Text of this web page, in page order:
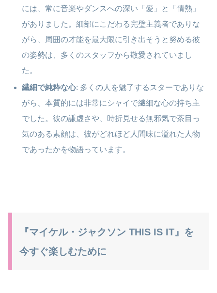
には、常に音楽やダンスへの深い「愛」と「情熱」
がありました。細部にこだわる完璧主義者でありな
がら、周囲の才能を最大限に引き出そうと努める彼
の姿勢は、多くのスタッフから敬愛されていまし
た。
繊細で純粋な心: 多くの人を魅了するスターでありな
がら、本質的には非常にシャイで繊細な心の持ち主
でした。彼の謙虚さや、時折見せる無邪気で茶目っ
気のある素顔は、彼がどれほど人間味に溢れた人物
であったかを物語っています。
『マイケル・ジャクソン THIS IS IT』を
今すぐ楽しむために